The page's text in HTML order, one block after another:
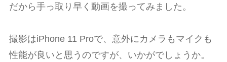
だから手っ取り早く動画を撮ってみました。
撮影はiPhone 11 Proで、意外にカメラもマイクも
性能が良いと思うのですが、いかがでしょうか。